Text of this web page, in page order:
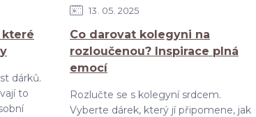
které
dárků.
to
13 05 2025
Co darovat kolegyni na
rozloučenou? Inspirace plná
emocí
Rozlučte se s kolegyní srdcem.
Vyberte dárek, který jí připomene, jak